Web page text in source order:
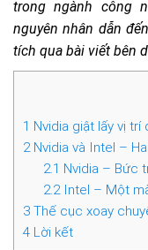
trong ngành công
nguyên nhân dẫn
tích qua bài viết bên
1 Nvidia giật lấy vị
2 Nvidia và Intel –
2.1 Nvidia – Bức
2.2Intel – Một
3 Thế cục xoay
4 Lời kết